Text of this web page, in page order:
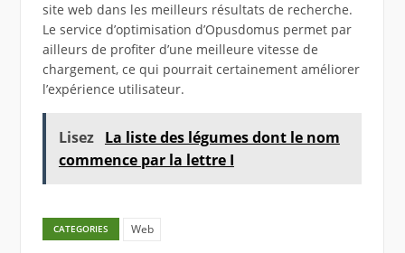
site web dans les meilleurs résultats de recherche.
Le service d’optimisation d’Opusdomus permet par
ailleurs de profiter d’une meilleure vitesse de
chargement, ce qui pourrait certainement améliorer
l’expérience utilisateur.
Lisez La liste des légumes dont le nom
commence par la lettre I
CATEGORIES Web